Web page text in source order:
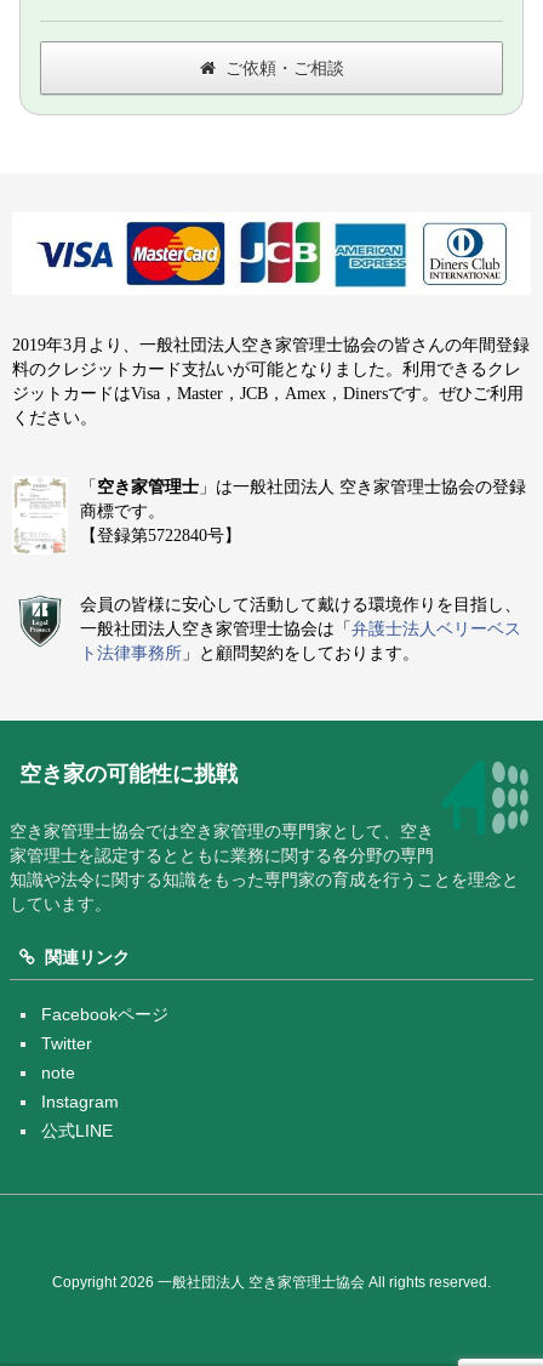
ご依頼・ご相談
2019年3月より、一般社団法人空き家管理士協会の皆さんの年間登録
料のクレジットカード支払いが可能となりました。利用できるクレ
ジットカードはVisa，Master，JCB，Amex，Dinersです。ぜひご利用
ください。
「 空き家管理士 」は一般社団法人 空き家管理士協会の登録
商標です。
【登録第5722840号】
会員の皆様に安心して活動して戴ける環境作りを目指し、
一般社団法人空き家管理士協会は「弁護士法人ベリーベス
ト法律事務所 」と顧問契約をしております。
空き家の可能性に挑戦
空き家管理士協会では空き家管理の専門家として、空き
家管理士を認定するとともに業務に関する各分野の専門
知識や法令に関する知識をもった専門家の育成を行うことを理念と
しています。
関連リンク
Facebookページ
Twitter
note
Instagram
公式LINE
Copyright 2026 一般社団法人 空き家管理士協会 All rights reserved.